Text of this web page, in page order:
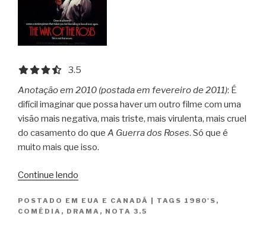
3.5 out of 5.0 stars
3.5
Anotação em 2010 (postada em fevereiro de 2011): É
difícil imaginar que possa haver um outro filme com uma
visão mais negativa, mais triste, mais virulenta, mais cruel
do casamento do que A Guerra dos Roses. Só que é
muito mais que isso.
Continue lendo
dos
Roses
POSTADO EM EUA E CANADÁ TAGS 1980'S ,
COMÉDIA , DRAMA , NOTA 3.5